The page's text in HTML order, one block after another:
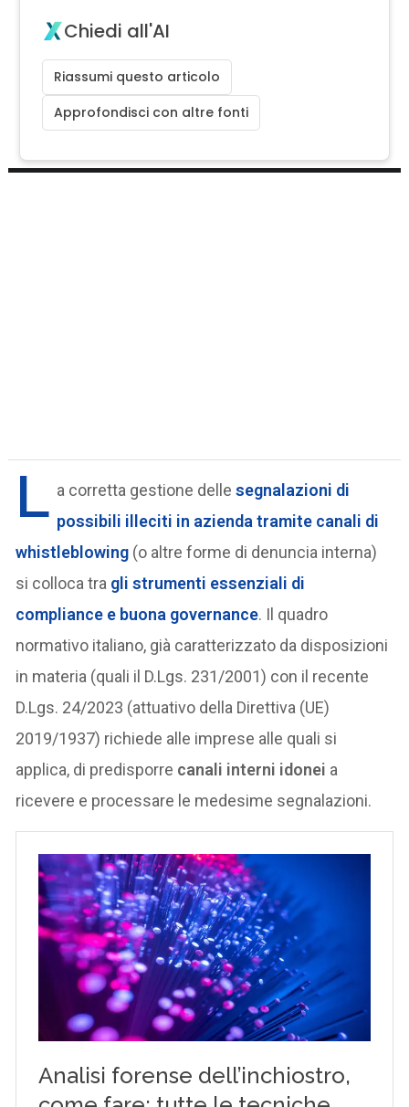
Chiedi all'AI
Riassumi questo articolo
Approfondisci con altre fonti
L a corretta gestione delle segnalazioni di
possibili illeciti in azienda tramite canali di
whistleblowing (o altre forme di denuncia interna)
si colloca tra gli strumenti essenziali di
compliance e buona governance. Il quadro
normativo italiano, già caratterizzato da disposizioni
in materia (quali il D.Lgs. 231/2001) con il recente
D.Lgs. 24/2023 (attuativo della Direttiva (UE)
2019/1937) richiede alle imprese alle quali si
applica, di predisporre canali interni idonei a
ricevere e processare le medesime segnalazioni.